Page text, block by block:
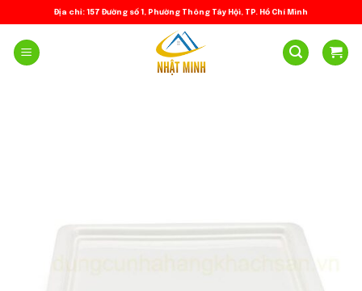
to
content
Địa chỉ: 157 Đường số 1, Phường Thông Tây Hội, TP. Hồ Chí Minh